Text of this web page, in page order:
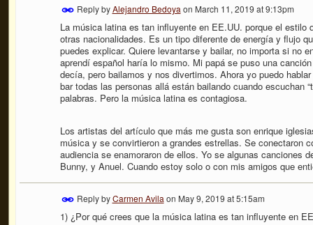
Reply byAlejandro Bedoya on March 11, 2019 at 9:13pm
La música latina es tan influyente en EE.UU. porque el
otras nacionalidades. Es un tipo diferente de energía y flujo
puedes explicar. Quiere levantarse y bailar, no importa si no
aprendí español haría lo mismo. Mi papá se puso una
decía, pero bailamos y nos divertimos. Ahora yo puedo
bar todas las personas allá están bailando cuando escuchan
palabras. Pero la música latina es contagiosa.
Los artistas del artículo que más me gusta son enrique
música y se convirtieron a grandes estrellas. Se conectaron
audiencia se enamoraron de ellos. Yo se algunas canciones
Bunny, y Anuel. Cuando estoy solo o con mis amigos que
Reply byCarmen Avila on May 9, 2019 at 5:15am
1) ¿Por qué crees que la música latina es tan influyente en